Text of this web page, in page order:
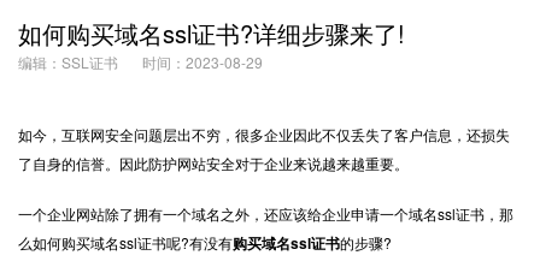
如何购买域名ssl证书?详细步骤来了!
编辑：SSL证书 时间：2023-08-29
如今，互联网安全问题层出不穷，很多企业因此不仅丢失了客户信息，还损失
了自身的信誉。因此防护网站安全对于企业来说越来越重要。
一个企业网站除了拥有一个域名之外，还应该给企业申请一个域名ssl证书 ，那
么如何购买域名ssl证书呢?有没有购买域名ssl证书的步骤?